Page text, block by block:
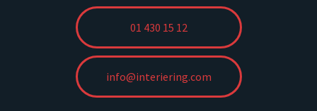
01 430 15 12
info@interiering.com